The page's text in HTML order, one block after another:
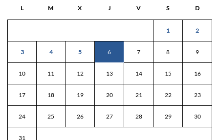
L M X J V S D
1 2
3 4 5 6 7 8 9
10 11 12 13 14 15 16
17 18 19 20 21 22 23
24 25 26 27 28 29 30
31